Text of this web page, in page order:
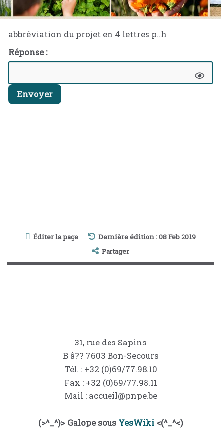
abbréviation du projet en 4 lettres p..h
Réponse :
Envoyer
Éditer la page
Dernière édition : 08 Feb 2019
Partager
31, rue des Sapins
B â?? 7603 Bon-Secours
Tél. : +32 (0)69/77.98.10
Fax : +32 (0)69/77.98.11
Mail : accueil@pnpe.be
(>^_^)> Galope sous YesWiki<(^_^<)